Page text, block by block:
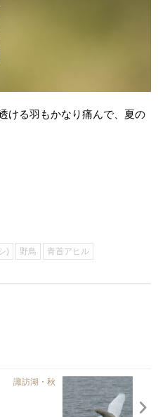
ける羽もかなり痛んで、夏の
) 野鳥 青首アヒル
諏訪湖・秋